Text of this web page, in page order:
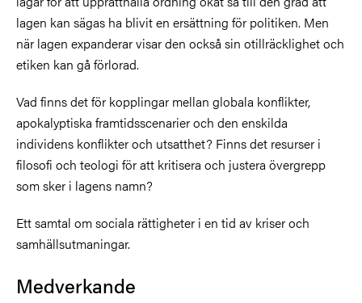
lagen kan sägas ha blivit en ersättning för politiken. Men
när lagen expanderar visar den också sin otillräcklighet och
etiken kan gå förlorad.
Vad finns det för kopplingar mellan globala konflikter,
apokalyptiska framtidsscenarier och den enskilda
individens konflikter och utsatthet? Finns det resurser i
filosofi och teologi för att kritisera och justera övergrepp
som sker i lagens namn?
Ett samtal om sociala rättigheter i en tid av kriser och
samhällsutmaningar.
Medverkande